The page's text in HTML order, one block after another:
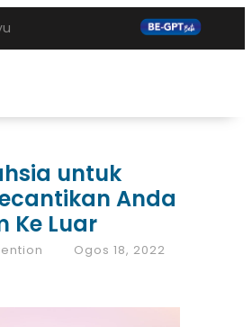
untuk
Anda
Ke Luar
Ogos 18, 2022